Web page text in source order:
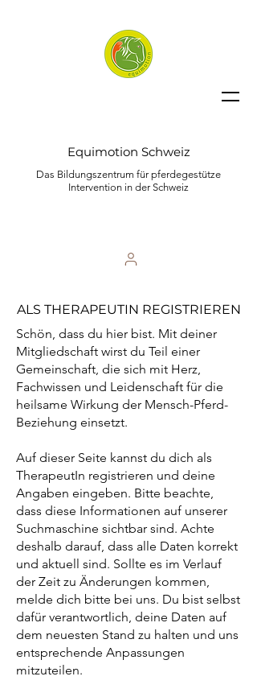
Equimotion Schweiz
Das Bildungszentrum für pferdegestütze
Intervention in der Schweiz
ALS THERAPEUTIN REGISTRIEREN
Schön, dass du hier bist. Mit deiner
Mitgliedschaft wirst du Teil einer
Gemeinschaft, die sich mit Herz,
Fachwissen und Leidenschaft für die
heilsame Wirkung der Mensch-Pferd-
Beziehung einsetzt.​
Auf dieser Seite kannst du dich als
TherapeutIn registrieren und deine
Angaben eingeben. Bitte beachte,
dass diese Informationen auf unserer
Suchmaschine sichtbar sind. Achte
deshalb darauf, dass alle Daten korrekt
und aktuell sind. Sollte es im Verlauf
der Zeit zu Änderungen kommen,
melde dich bitte bei uns. Du bist selbst
dafür verantwortlich, deine Daten auf
dem neuesten Stand zu halten und uns
entsprechende Anpassungen
mitzuteilen.